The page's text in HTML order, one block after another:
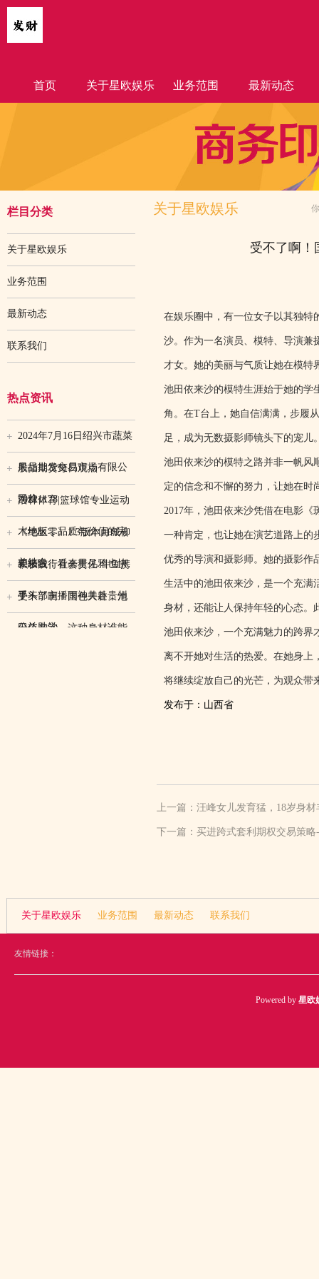
首页 关于星欧娱乐 业务范围 最新动态
栏目分类
关于星欧娱乐
业务范围
最新动态
联系我们
热点资讯
2024年7月16日绍兴市蔬菜
果品批发交易市场有限公
司价
股指期货每日观点
20221128
浩林体育|篮球馆专业运动
木地板，品质与价值的完
美结合！
《绝区零》1.3版本月城柳
要来啦，看来星见雅也快
了
积极践行社会责任 斗鱼携
手头部主播雨神共赴贵州
公益助学
受不了啊！国色天香，池
田依来沙，这种身材谁能
关于星欧娱乐
受不了啊！
在娱乐圈中，有一位女子以其独特
沙。作为一名演员、模特、导演兼
才女。她的美丽与气质让她在模特
池田依来沙的模特生涯始于她的学
角。在T台上，她自信满满，步履
足，成为无数摄影师镜头下的宠儿
池田依来沙的模特之路并非一帆风
定的信念和不懈的努力，让她在时
2017年，池田依来沙凭借在电影
一种肯定，也让她在演艺道路上的
优秀的导演和摄影师。她的摄影作
生活中的池田依来沙，是一个充满
身材，还能让人保持年轻的心态。
池田依来沙，一个充满魅力的跨界
离不开她对生活的热爱。在她身上
将继续绽放自己的光芒，为观众带
发布于：山西省
上一篇： 汪峰女儿发育猛，18岁身
下一篇： 买进跨式套利期权交易策
关于星欧娱乐 业务范围 最新动态 联系我们
友情链接：
Powered by 星欧